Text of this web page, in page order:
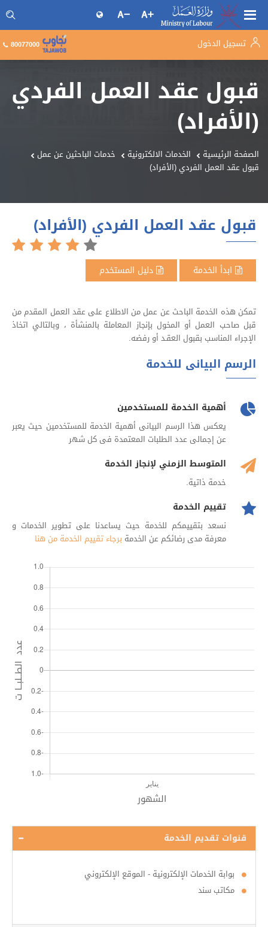
البحث فى موقع وزارة العمل تسجيل الدخول 80077000
قبول عقد العمل الفردي
(الأفراد)
الصفحة الرئيسية الخدمات الالكترونية
خدمات الباحثين عن عمل
قبول عقد العمل الفردي (الأفراد)
قبول عقد العمل الفردي (الأفراد)
ابدأ الخدمة دليل المستخدم
تمكن هذه الخدمة الباحث عن عمل من الاطلاع على عقد العمل المقدم من
قبل صاحب العمل أو المخول بإنجاز المعاملة بالمنشأة ، وبالتالي اتخاذ
الإجراء المناسب بقبول العقـد أو رفضه.
الرسم البيانى للخدمة
أهمية الخدمة للمستخدمين
يعكس هذا الرسم البيانى أهمية الخدمة للمستخدمين حيث يعبر
عن إجمالى عدد الطلبات المعتمدة فى كل شهر
المتوسط الزمني لإنجاز الخدمة
خدمة ذاتية.
تقييم الخدمة
نسعد بتقييمكم للخدمة حيث يساعدنا على تطوير الخدمات و
معرفة مدى رضائكم عن الخدمة برجاء تقييم الخدمة من هنا
قنوات تقديم الخدمة
بوابة الخدمات الإلكترونية - الموقع الإلكتروني
مكاتب سند